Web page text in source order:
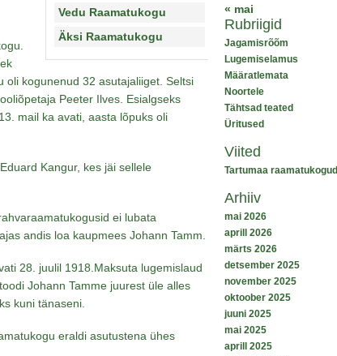
« mai
Rubriigid
Jagamisrõõm
Lugemiselamus
Määratlemata
Noortele
Tähtsad teated
Üritused
Viited
Tartumaa raamatukogud
Arhiiv
mai 2026
aprill 2026
märts 2026
detsember 2025
november 2025
oktoober 2025
juuni 2025
mai 2025
aprill 2025
Vedu Raamatukogu
Äksi Raamatukogu
oli kogunenud 32 asutajaliiget. Seltsi
Peeter Ilves. Esialgseks
mail ka avati, aasta lõpuks oli
Kangur, kes jäi sellele
ei lubata
andis loa kaupmees Johann Tamm.
28. juulil 1918.Maksuta lugemislaud
Johann Tamme juurest üle alles
kuni tänaseni.
eraldi asutustena ühes